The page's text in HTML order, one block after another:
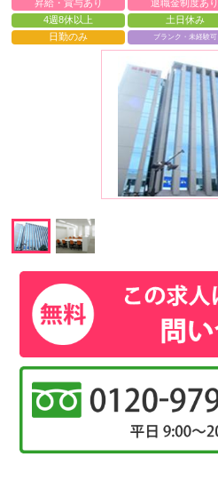
昇給・賞与あり 退職金制度あり
4週8休以上
土日休み
日勤のみ ブランク・未経験可